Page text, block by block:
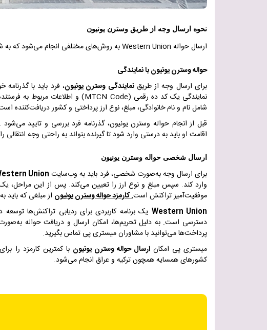
نحوه ارسال وجه از طریق وسترن یونیون
ارسال حواله Western Unionبه روش‌های مختلفی انجام می‌شود که به
حواله وسترن یونیون با نمایندگی
برای ارسال وجه از طریقنمایندگی وسترن یونیون، فرد باید با
نمایندگی یک کد ده رقمی (MTCN Code) و اطلاعات مربوط به
شامل نام و نام خانوادگی، مبلغ، نوع ارز پرداختی و کشور دریافت‌کننده
قبل از انجام حواله وسترن یونیون، گذرنامه فرد بررسی و تایید می‌شود
اقامت او باید به درستی وارد شود تا گیرنده بتواند به راحتی وجه انتقالی
ارسال شخصی حواله وسترن یونیون
برای ارسال وجه به‌صورت شخصی، فرد باید به وب‌سایت Union
وارد کند. سپس مبلغ و نوع ارز را تعیین می‌کند. پس از این مراحل،
موفقیت‌آمیز تراکنش است.کارمزد حواله وسترن یونیون از مبلغی که
Western Union یک برنامه کاربردی برای ردیابی تراکنش‌ها
دسترسی است. به دلیل تحریم‌ها، امکان ارسال و دریافت حواله
پرداخت‌ها می‌توانید با مشاوران میستری پی تماس بگیرید.
میستری پی امکانارسال حواله وسترن یونیون با کمترین کارمزد را
کشورهای همسایه همچون ترکیه و عراق انجام می‌شود.